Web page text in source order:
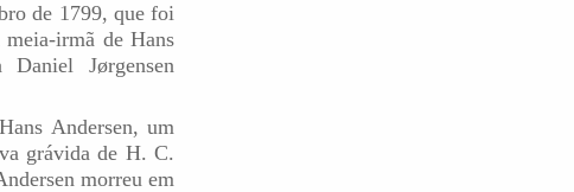
de 1799, que foi
irmã de Hans
Jørgensen
Andersen, um
grávida de H. C.
morreu em